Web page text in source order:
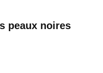
peaux noires